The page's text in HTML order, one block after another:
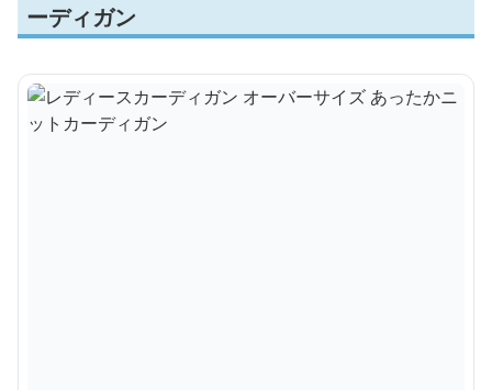
ーディガン